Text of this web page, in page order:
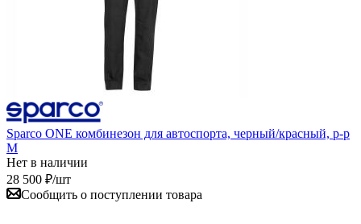
Sparco ONE комбинезон для автоспорта, черный/красный, р-р
M
Нет в наличии
28 500 ₽/шт
Сообщить о поступлении товара